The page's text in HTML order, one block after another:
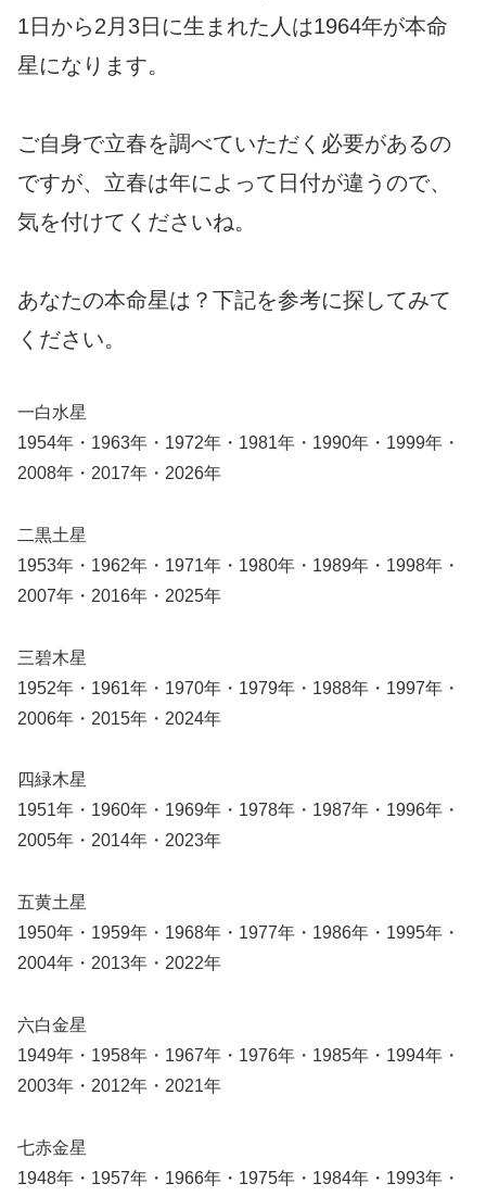
1日から2月3日に生まれた人は1964年が本命
星になります。
ご自身で立春を調べていただく必要があるの
ですが、立春は年によって日付が違うので、
気を付けてくださいね。
あなたの本命星は？下記を参考に探してみて
ください。
一白水星
1954年・1963年・1972年・1981年・1990年・1999年・
2008年・2017年・2026年
二黒土星
1953年・1962年・1971年・1980年・1989年・1998年・
2007年・2016年・2025年
三碧木星
1952年・1961年・1970年・1979年・1988年・1997年・
2006年・2015年・2024年
四緑木星
1951年・1960年・1969年・1978年・1987年・1996年・
2005年・2014年・2023年
五黄土星
1950年・1959年・1968年・1977年・1986年・1995年・
2004年・2013年・2022年
六白金星
1949年・1958年・1967年・1976年・1985年・1994年・
2003年・2012年・2021年
七赤金星
1948年・1957年・1966年・1975年・1984年・1993年・